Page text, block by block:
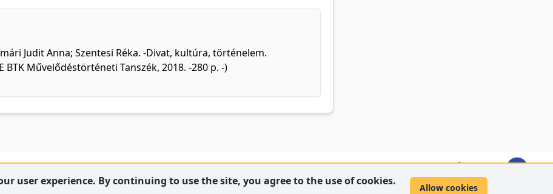
Judit Anna; Szentesi Réka. -Divat, kultúra, történelem.
Művelődéstörténeti Tanszék, 2018. -280 p. -)
user experience. By continuing to use the site, you agree to the use of cookies.
Allow cookies